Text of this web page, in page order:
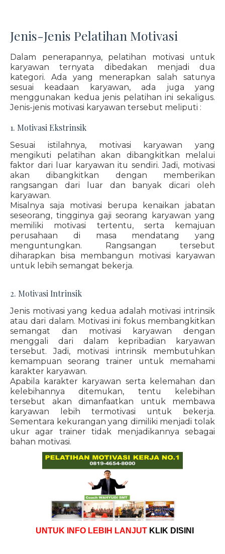
Jenis-Jenis Pelatihan Motivasi
Dalam penerapannya, pelatihan motivasi untuk
karyawan ternyata dibedakan menjadi dua
kategori. Ada yang menerapkan salah satunya
sesuai keadaan karyawan, ada juga yang
menggunakan kedua jenis pelatihan ini sekaligus.
Jenis-jenis motivasi karyawan tersebut meliputi :
1. Motivasi Ekstrinsik
Sesuai istilahnya, motivasi karyawan yang
mengikuti pelatihan akan dibangkitkan melalui
faktor dari luar karyawan itu sendiri. Jadi, motivasi
akan dibangkitkan dengan memberikan
rangsangan dari luar dan banyak dicari oleh
karyawan.
Misalnya saja motivasi berupa kenaikan jabatan
seseorang, tingginya gaji seorang karyawan yang
memiliki motivasi tertentu, serta kemajuan
perusahaan di masa mendatang yang
menguntungkan. Rangsangan tersebut
diharapkan bisa membangun motivasi karyawan
untuk lebih semangat bekerja.
2. Motivasi Intrinsik
Jenis motivasi yang kedua adalah motivasi intrinsik
atau dari dalam. Motivasi ini fokus membangkitkan
semangat dan motivasi karyawan dengan
menggali dari dalam kepribadian karyawan
tersebut. Jadi, motivasi intrinsik membutuhkan
kemampuan seorang trainer untuk memahami
karakter karyawan.
Apabila karakter karyawan serta kelemahan dan
kelebihannya ditemukan, tentu kelebihan
tersebut akan dimanfaatkan untuk membawa
karyawan lebih termotivasi untuk bekerja.
Sementara kekurangan yang dimiliki menjadi tolak
ukur agar trainer tidak menjadikannya sebagai
bahan motivasi.
UNTUK INFO LEBIH LANJUT KLIK DISINI